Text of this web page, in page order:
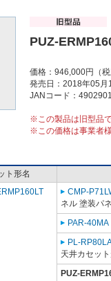
PUZ-
価格：946,000円（税
発売日：2018年05月
JANコード：
※この製品は旧型品
※この価格は事業者
ト形名
CMP-
ネル 塗装パネ
PAR-40MA
PL-
天井カセット
PUZ-